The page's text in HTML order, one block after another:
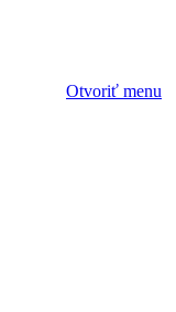
Otvoriť menu